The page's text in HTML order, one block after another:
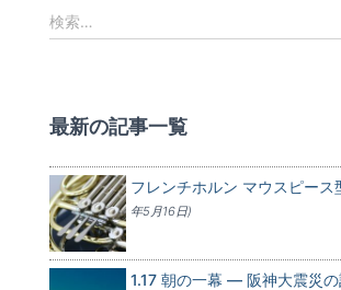
検
索
検索…
最新の記事一覧
フレンチホルン マウスピース
年5月16日)
1.17 朝の一幕 — 阪神大震災